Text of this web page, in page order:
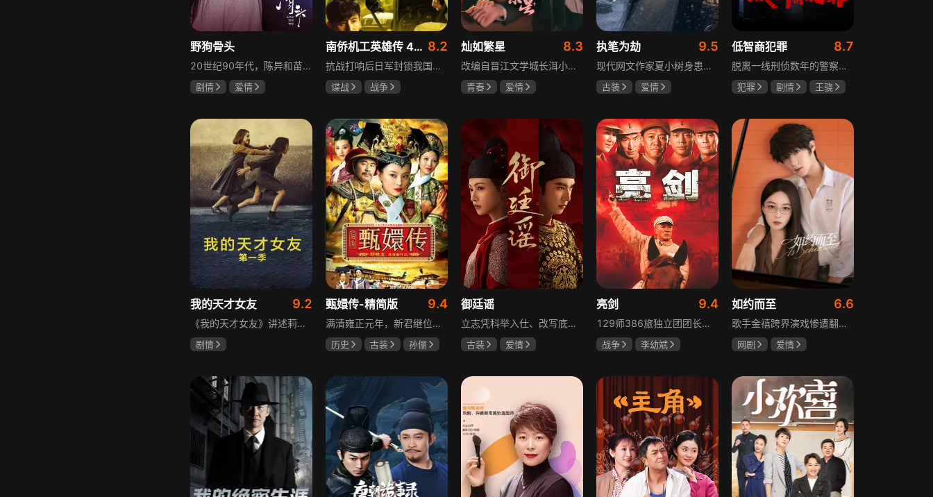
野狗骨头
20世纪90年代，陈异和苗靖因父母相识结缘，从充满敌意到彼此依靠，后因家庭变故不得不相依为命。大学时苗靖告白，陈异却因纵火案逼她离开藤城。多年后重逢，陈异为保护苗靖以身入局，两人并肩对抗走私团伙，最终陈异告白，两人终成眷属。
剧情
爱情
南侨机工英雄传 43集版 8.2
抗战打响后日军封锁我国运输路线，神鼓滇缅公路撑起抗战后勤补给，因急缺司机和技工，三千余名南洋华侨毅然归国共赴国难。方家兄弟是典型代表，大哥方天海表面投靠日军实为中共地下工作者，委曲求全游走生死间；弟弟方千树从纨绔子弟成长为抗日战士。剧集以真实历史为背景，展现华侨爱国情怀与民族大义。
谍战
战争
灿如繁星 8.3
改编自晋江文学城长洱小说《狭路》，讲述心理学博士林晚星遭遇变故后返乡任教，邂逅顶级教练王法，带领垫底差生逆袭追梦的热血救赎故事。林晚星用“自由式”教育，培养少年们的独立人格，帮他们学会生活、融洽自我、发现所爱、勇于追求，诠释“不远狭路，终见光明”的成长内核。
青春
爱情
执笔为劫 9.5
现代网文作家夏小树身患绝症，临终前未能完成最后一部长篇小说，带着遗憾离世，却意外穿越进自己笔下的世界，成为书中的明月公主。夏小树步步为营，一次次改写危机。当夏小树耗尽预知，失去剧本掌控，她和萧景琰的命运急转直下。萧景琰被逼另娶他人，两人被迫私奔，却在曙光初现时遭遇追兵——夏小树中箭身亡，萧景琰抱着她痛不欲生。十年后，登基为帝的萧景琰在上元灯会上，遇见一个提着兔子灯的姑娘，与当年的明月一模一样……
古装
爱情
低智商犯罪 8.7
脱离一线刑侦数年的警察张一昂，因省厅匿名举报信被派往三江口调查。他刚到就遇刑警队长被害，洗清嫌疑时意外抓获连环杀人案凶手，迅速建立声望。张一昂锁定当地富商周荣团伙，蠢贼间勾心斗角的蝴蝶效应助警方屡建奇功，最终查明同僚遇害真相，让真凶落网。剧集以喜剧风格展现刑侦故事，充满黑色幽默。
犯罪 剧情
王骁
我的天才女友 9.2
《我的天才女友》讲述莉拉和莱侬这对好朋友的童年与少年时代。故事从友情开始，描绘女性友情的微妙变化——她们相互支持、妒忌和猜疑，又不断向外拓展，在与外部世界的试探中为自己塑形。莉拉聪明漂亮，莱侬羡慕她的天赋与决断力，两人都视对方为隐秘镜子，暗暗角力，展现女性成长中的复杂关系与自我探寻。
剧情
玛格丽塔·马祖可
甄嬛传-精简版 9.4
满清雍正元年，新君继位后朝堂看似祥和实则暗流涌动，后宫华妃与皇后分庭抗礼，各方势力裹挟其中凶险异常，太后主持选秀拉开帷幕，大理寺少卿甄远道长女甄嬛意外得雍正赏识步入皇宫，在皇后与华妃的夹击下，甄嬛小心周旋忍辱负重，不得不用智慧保护自己，一次次卷入残酷宫闱斗争。
历史 古装
孙俪
御廷谣
立志凭科举入仕、改写底层命运的孤女孟廷辉因意外结识微服私访的少年新帝英寡，二人联手铲除沙州官匪，英寡赏识其胆识智谋，暗中助力她赴京赶考。孟廷辉入京后遭科举舞弊构陷，凭智勇自证清白，被英寡破格任命为察闻院主事，清查虎啸帮、晚香阁等黑恶势力，逐步牵出血月会复国阴谋与朝堂权斗。二人从君臣知己渐生情愫，历经身世谜团、朝堂阻力与边境战乱，最终平定叛乱、整肃朝纲，携手共护江山万民。
古装
爱情
亮剑 9.4
129师386旅独立团团长李云龙敢想敢干、不按规矩办事，脾气火爆性格直爽，带领独立团展现出敢于拼杀的劲头，接连击败坂田连队、山崎大队、山本部队，名声大噪却因屡次犯规遭贬斥。抗战时期他与国军358团团长楚云飞惺惺相惜，徐蚌会战中一较高下双双重伤，养病期间李云龙与护士田雨相恋，两人及亲人战友历经国家沧桑巨变。
战争
李幼斌
如约而至 6.6
歌手金禧跨界演戏惨遭翻车，全网群嘲演技拉胯！不服输的他另辟蹊径，转行试水音乐剧，誓要逆袭打脸。机缘巧合下，他对高冷硬核的金牌音乐剧导演宁瑾一见心动，两人意外留下暧昧一吻，转头试镜现场再度狭路相逢。 宁瑾本就抵触偶像跨界，对半路空降的流量新人金禧百般严苛，花式魔鬼训练轮番上线。金禧顶住剧团前辈排挤、同行暗算、舆论刁难等重重危机，日夜苦练打磨演技，慢慢褪去偶像光环、解锁真实自我，一点点打动高冷导演和剧团众人。 一路走来，二人历经误会争执、事业危机、亲情心结、分手磨合多重考验，在并肩拯救濒临倒闭的剧团、携手打磨《倩女幽魂》剧目、共渡舞台难关的过程中，情愫渐生、双向治愈。最终剧目首演大获成功，叛逆
网剧
爱情